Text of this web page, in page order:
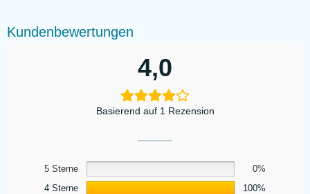
Kundenbewertungen
4,0
Basierend auf 1 Rezension
5 Sterne
0%
4 Sterne
100%